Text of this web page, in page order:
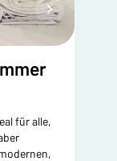
für alle,